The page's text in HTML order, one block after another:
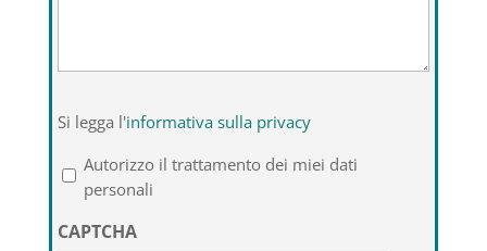
legga
l'informativa
sulla
privacy
*
Si legga l'informativa sulla privacy
Autorizzo il trattamento dei miei dati
personali
CAPTCHA